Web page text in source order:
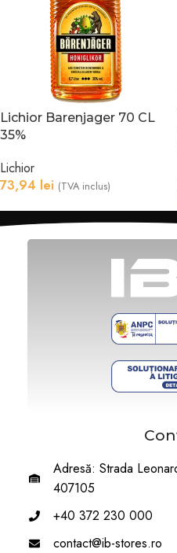
Lichior Barenjager 70 CL
35%
Lichior
73,94 lei (TVA inclus)
Adresă: Strada
407105
+40 372 230 000
contact@ib-stores.ro